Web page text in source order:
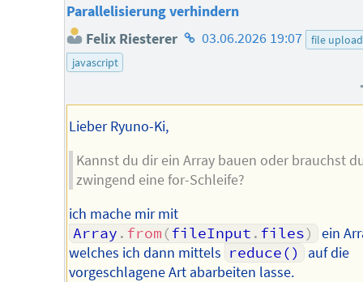
Parallelisierung verhindern
Felix Riesterer Homepage
03.06.2026 19:07
file upload
javascript
Lieber Ryuno-Ki,
Kannst du dir ein Array bauen oder brauchst
zwingend eine for-Schleife?
ich mache mir mit
Array . from (fileInput . files)
ein
welches ich dann mittels reduce()
auf die
vorgeschlagene Art abarbeiten lasse.